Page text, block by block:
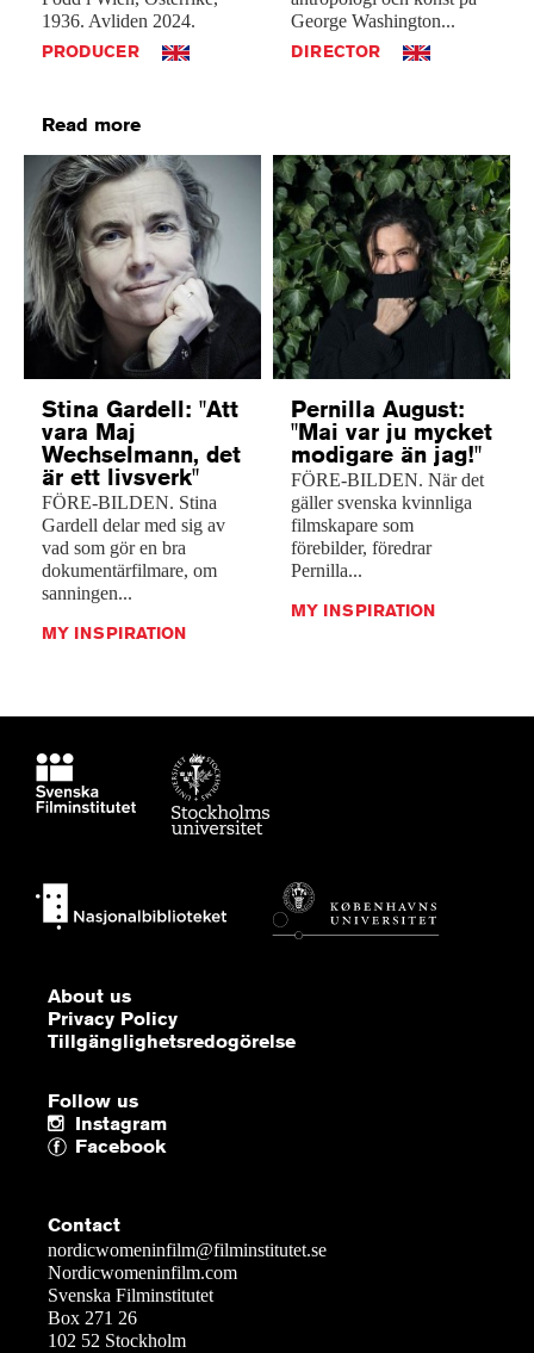
1936. Avliden 2024.
PRODUCER
George Washington...
DIRECTOR
Read more
Stina Gardell: "Att
vara Maj
Wechselmann, det
är ett livsverk"
FÖRE-BILDEN. Stina
Gardell delar med sig av
vad som gör en bra
dokumentärfilmare, om
sanningen...
MY INSPIRATION
Pernilla August:
"Mai var ju mycket
modigare än jag!"
FÖRE-BILDEN. När det
gäller svenska kvinnliga
filmskapare som
förebilder, föredrar
Pernilla...
MY INSPIRATION
About us
Privacy Policy
Tillgänglighetsredogörelse
Follow us
Instagram
Facebook
Contact
nordicwomeninfilm@filminstitutet.se
Nordicwomeninfilm.com
Svenska Filminstitutet
Box 271 26
102 52 Stockholm